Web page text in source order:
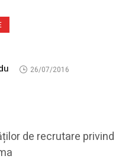
26/07/2016
de recrutare privind